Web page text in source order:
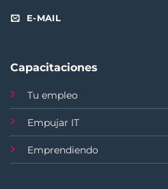
E-MAIL
Capacitaciones
Tu empleo
Empujar IT
Emprendiendo